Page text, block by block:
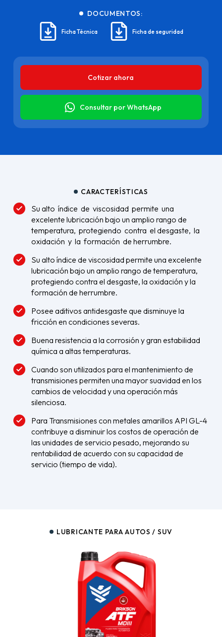
DOCUMENTOS:
Ficha Técnica Ficha de seguridad
Cotizar ahora
Consultar por WhatsApp
CARACTERÍSTICAS
Su alto índice de viscosidad permite una
excelente lubricación bajo un amplio rango de
temperatura, protegiendo contra el desgaste, la
oxidación y la formación de herrumbre.
Su alto índice de viscosidad permite una excelente
lubricación bajo un amplio rango de temperatura,
protegiendo contra el desgaste, la oxidación y la
formación de herrumbre.
Posee aditivos antidesgaste que disminuye la
fricción en condiciones severas.
Buena resistencia a la corrosión y gran estabilidad
química a altas temperaturas.
Cuando son utilizados para el mantenimiento de
transmisiones permiten una mayor suavidad en los
cambios de velocidad y una operación más
silenciosa.
Para Transmisiones con metales amarillos API GL-4
contribuye a disminuir los costos de operación de
las unidades de servicio pesado, mejorando su
rentabilidad de acuerdo con su capacidad de
servicio (tiempo de vida).
LUBRICANTE PARA AUTOS / SUV